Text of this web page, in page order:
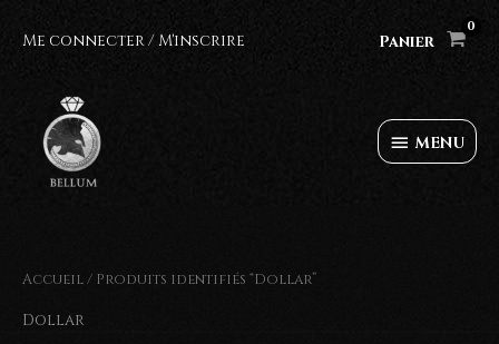
Me connecter / M'inscrire Panier
MENU
MENU
Accueil/ Produits identifiés “Dollar”
Dollar